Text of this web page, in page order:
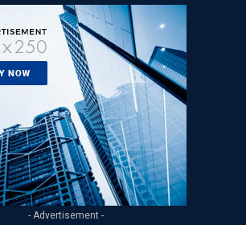
- Advertisement -